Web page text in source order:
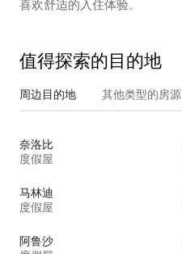
喜欢舒适的入住体验。
值得探索的目的地
周边目的地 其他类型的房源
奈洛比
度假屋
马林迪
度假屋
阿鲁沙